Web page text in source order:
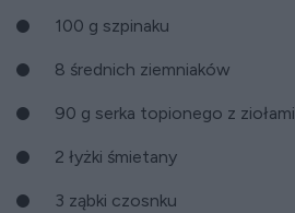
100 g szpinaku
8 średnich ziemniaków
90 g serka topionego z ziołami
2 łyżki śmietany
3 ząbki czosnku